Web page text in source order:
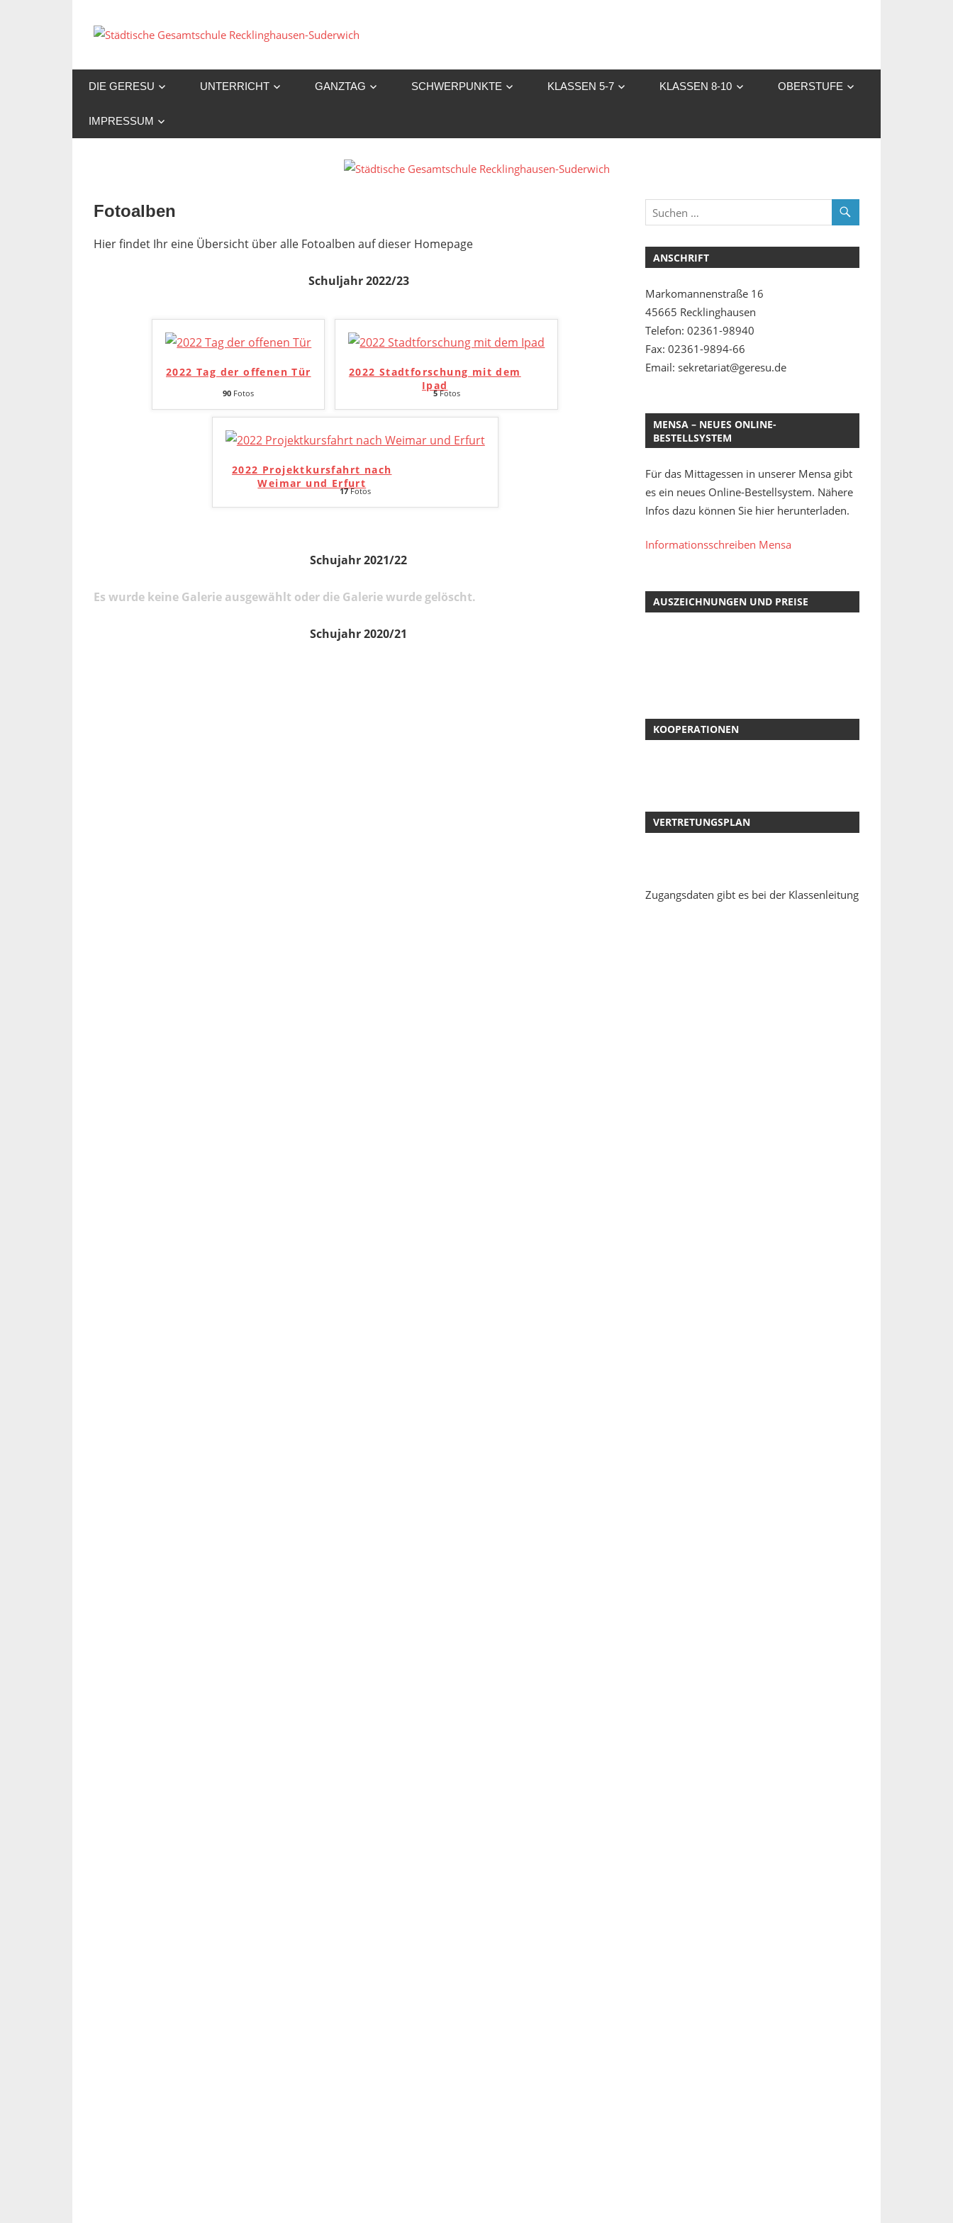
Inhalt
Gesamtschule
Suderwich
DIE GERESU UNTERRICHT GANZTAG SCHWERPUNKTE KLASSEN 5-7 KLASSEN 8-10 OBERSTUFE
IMPRESSUM
Fotoalben
Hier findet Ihr eine Übersicht über alle Fotoalben auf dieser Homepage
Schuljahr 2022/23
2022 Tag der offenen Tür
90 Fotos
2022 Stadtforschung mit dem
Ipad
5Fotos
2022 Projektkursfahrt nach
Weimar und Erfurt
17Fotos
Schujahr 2021/22
Es wurde keine Galerie ausgewählt oder die Galerie wurde gelöscht.
Schujahr 2020/21
ANSCHRIFT
Markomannenstraße 16
45665 Recklinghausen
Telefon: 02361-98940
Fax: 02361-9894-66
Email: sekretariat@geresu.de
MENSA – NEUES ONLINE-
BESTELLSYSTEM
Für das Mittagessen in unserer Mensa gibt
es ein neues Online-Bestellsystem. Nähere
Infos dazu können Sie hier herunterladen.
Informationsschreiben Mensa
AUSZEICHNUNGEN UND PREISE
KOOPERATIONEN
VERTRETUNGSPLAN
Zugangsdaten gibt es bei der Klassenleitung